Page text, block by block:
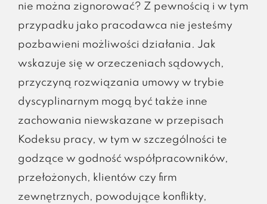
nie można zignorować? Z pewnością i w tym
przypadku jako pracodawca nie jesteśmy
pozbawieni możliwości działania. Jak
wskazuje się w orzeczeniach sądowych,
przyczyną rozwiązania umowy w trybie
dyscyplinarnym mogą być także inne
zachowania niewskazane w przepisach
Kodeksu pracy, w tym w szczególności te
godzące w godność współpracowników,
przełożonych, klientów czy firm
zewnętrznych, powodujące konflikty,